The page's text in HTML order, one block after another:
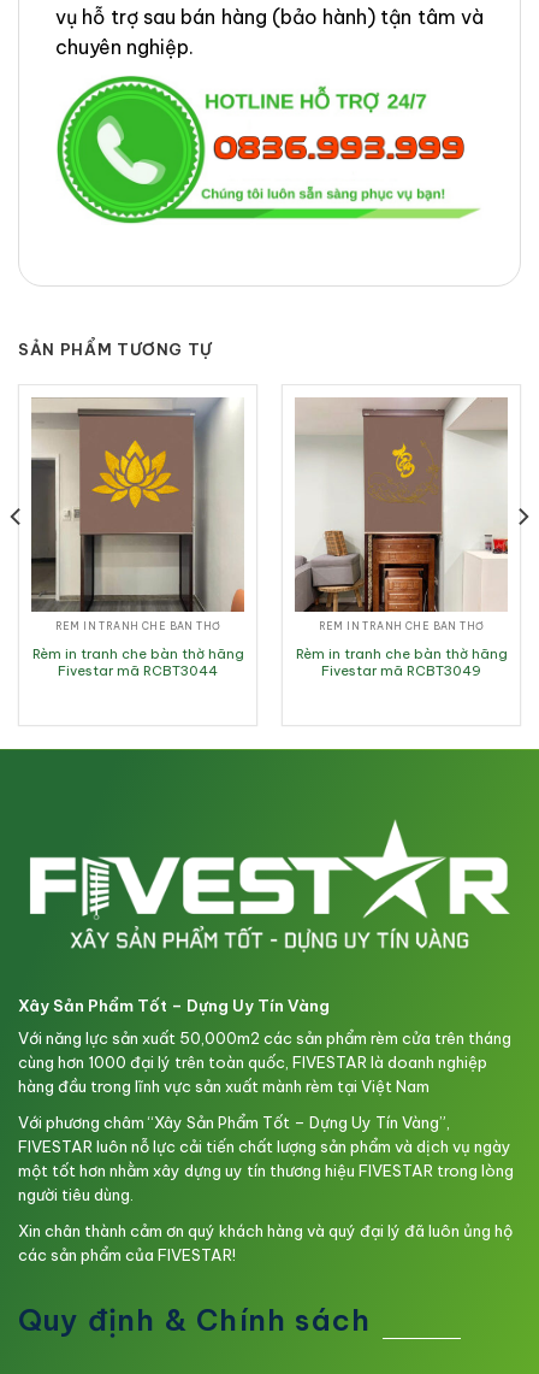
vụ hỗ trợ sau bán hàng (bảo hành) tận tâm và
chuyên nghiệp.
SẢN PHẨM TƯƠNG TỰ
RÈM IN TRANH CHE BÀN THỜ
Rèm in tranh che bàn thờ hãng
Fivestar mã RCBT3044
RÈM IN TRANH CHE BÀN THỜ
Rèm in tranh che bàn thờ hãng
Fivestar mã RCBT3049
Xây Sản Phẩm Tốt – Dựng Uy Tín Vàng
Với năng lực sản xuất 50,000m2 các sản phẩm rèm cửa trên tháng
cùng hơn 1000 đại lý trên toàn quốc, FIVESTAR là doanh nghiệp
hàng đầu trong lĩnh vực sản xuất mành rèm tại Việt Nam
Với phương châm “Xây Sản Phẩm Tốt – Dựng Uy Tín Vàng”,
FIVESTAR luôn nỗ lực cải tiến chất lượng sản phẩm và dịch vụ ngày
một tốt hơn nhằm xây dựng uy tín thương hiệu FIVESTAR trong lòng
người tiêu dùng.
Xin chân thành cảm ơn quý khách hàng và quý đại lý đã luôn ủng hộ
các sản phẩm của FIVESTAR!
Quy định & Chính sách